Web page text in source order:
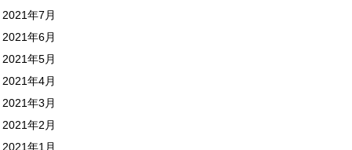
2021年7月
2021年6月
2021年5月
2021年4月
2021年3月
2021年2月
2021年1月